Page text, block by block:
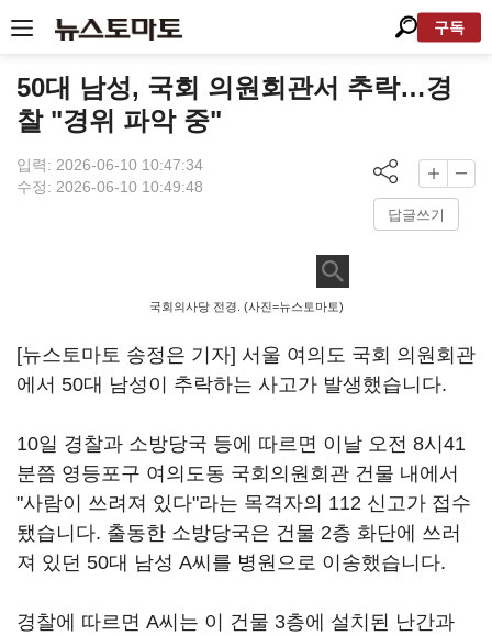
구독
50대 남성, 국회 의원회관서 추락…경
찰 "경위 파악 중"
입력: 2026-06-10 10:47:34
수정: 2026-06-10 10:49:48
답글쓰기
국회의사당 전경. (사진=뉴스토마토)
[뉴스토마토 송정은 기자] 서울 여의도 국회 의원회관
에서 50대 남성이 추락하는 사고가 발생했습니다.
10일 경찰과 소방당국 등에 따르면 이날 오전 8시41
분쯤 영등포구 여의도동 국회의원회관 건물 내에서
"사람이 쓰려져 있다"라는 목격자의 112 신고가 접수
됐습니다. 출동한 소방당국은 건물 2층 화단에 쓰러
져 있던 50대 남성 A씨를 병원으로 이송했습니다.
경찰에 따르면 A씨는 이 건물 3층에 설치된 난간과